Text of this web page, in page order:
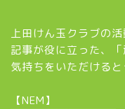
上田けん玉クラブの
記事が役に立った、
気持ちをいただけると
【NEM】